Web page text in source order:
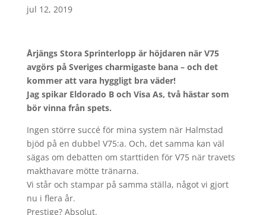
jul 12, 2019
Årjängs Stora Sprinterlopp är höjdaren när V75
avgörs på Sveriges charmigaste bana – och det
kommer att vara hyggligt bra väder!
Jag spikar Eldorado B och Visa As, två hästar som
bör vinna från spets.
Ingen större succé för mina system när Halmstad
bjöd på en dubbel V75:a. Och, det samma kan väl
sägas om debatten om starttiden för V75 när travets
makthavare mötte tränarna.
Vi står och stampar på samma ställa, något vi gjort
nu i flera år.
Prestige? Absolut.